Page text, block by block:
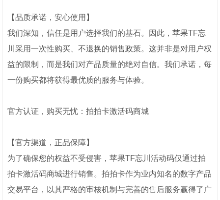
【品质承诺，安心使用】
我们深知，信任是用户选择我们的基石。因此，苹果TF忘
川采用一次性购买、不退换的销售政策。这并非是对用户权
益的限制，而是我们对产品质量的绝对自信。我们承诺，每
一份购买都将获得最优质的服务与体验。
官方认证，购买无忧：拍拍卡激活码商城
【官方渠道，正品保障】
为了确保您的权益不受侵害，苹果TF忘川活动码仅通过拍
拍卡激活码商城进行销售。拍拍卡作为业内知名的数字产品
交易平台，以其严格的审核机制与完善的售后服务赢得了广